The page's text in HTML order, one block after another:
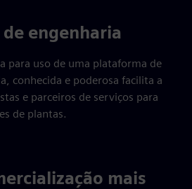
engenharia
para uso de uma plataforma de
conhecida e poderosa facilita a
e parceiros de serviços para
de plantas.
mais